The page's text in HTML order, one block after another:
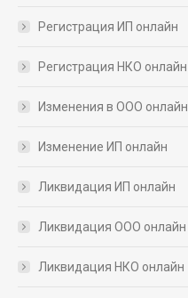
Регистрация ИП онлайн
Регистрация НКО онлайн
Изменения в ООО онлайн
Изменение ИП онлайн
Ликвидация ИП онлайн
Ликвидация ООО онлайн
Ликвидация НКО онлайн